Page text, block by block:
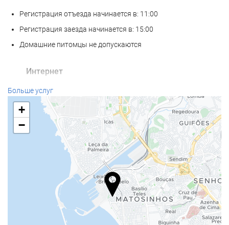
Регистрация отъезда начинается в: 11:00
Регистрация заезда начинается в: 15:00
Домашние питомцы не допускаются
Интернет
Бесплатный Wi-Fi
Больше услуг
+
−